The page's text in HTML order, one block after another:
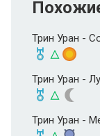
Трин Уран -
Трин Уран -
Трин Уран -